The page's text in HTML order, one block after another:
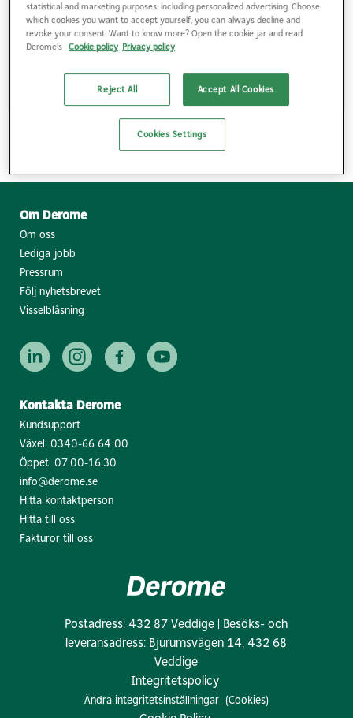
Vi arbetar dagligen för att främja ett hållbart arbete. Genom
att återvinna spillprodukter kan vi omvandla dem till
biobränsle. Ta kontakt med våra
Pellets Övrigt biobränsle
Om Derome
Om oss
Lediga jobb
Pressrum
Följ nyhetsbrevet
Visselblåsning
Kontakta Derome
Kundsupport
Växel: 0340-66 64 00
Öppet: 07.00-16.30
info@derome.se
Hitta kontaktperson
Hitta till oss
Fakturor till oss
Postadress: 432 87 Veddige | Besöks- och
leveransadress: Bjurumsvägen 14, 432 68
Veddige
Integritetspolicy
Ändra integritetsinställningar (Cookies)
statistical and marketing purposes, including personalized advertising. Choose
which cookies you want to accept yourself, you can always decline and
revoke your consent. Want to know more? Open the cookie jar and read
Derome's Cookie policy Privacy policy
Reject All Accept All Cookies
Cookies Settings